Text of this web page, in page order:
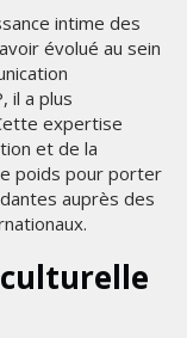
intime des
évolué au sein
il a plus
expertise
et de la
poids pour porter
auprès des